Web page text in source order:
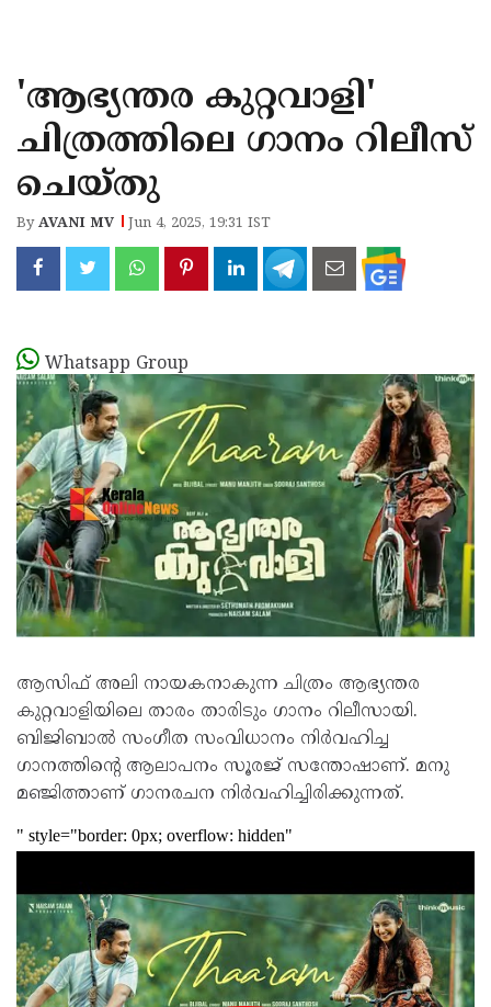
KANNUR
KASARAGOD
'ആഭ്യന്തര കുറ്റവാളി'
ചിത്രത്തിലെ ഗാനം റിലീസ്
ചെയ്തു
ByAVANI MV Jun 4, 2025, 19:31 IST
Whatsapp Group
ആസിഫ് അലി നായകനാകുന്ന ചിത്രം ആഭ്യന്തര
കുറ്റവാളിയിലെ താരം താരിടും ഗാനം റിലീസായി.
ബിജിബാൽ സംഗീത സംവിധാനം നിർവഹിച്ച
ഗാനത്തിന്റെ ആലാപനം സൂരജ് സന്തോഷാണ്. മനു
മഞ്ജിത്താണ് ഗാനരചന നിർവഹിച്ചിരിക്കുന്നത്.